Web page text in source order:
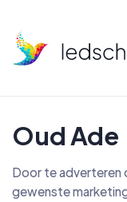
content
Oud Ade
Door te adverteren
gewenste